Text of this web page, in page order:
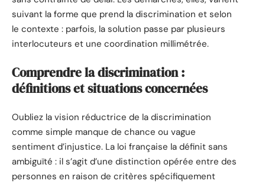
suivant la forme que prend la discrimination et selon
le contexte : parfois, la solution passe par plusieurs
interlocuteurs et une coordination millimétrée.
Comprendre la discrimination :
définitions et situations concernées
Oubliez la vision réductrice de la discrimination
comme simple manque de chance ou vague
sentiment d’injustice. La loi française la définit sans
ambiguïté : il s’agit d’une distinction opérée entre des
personnes en raison de critères spécifiquement